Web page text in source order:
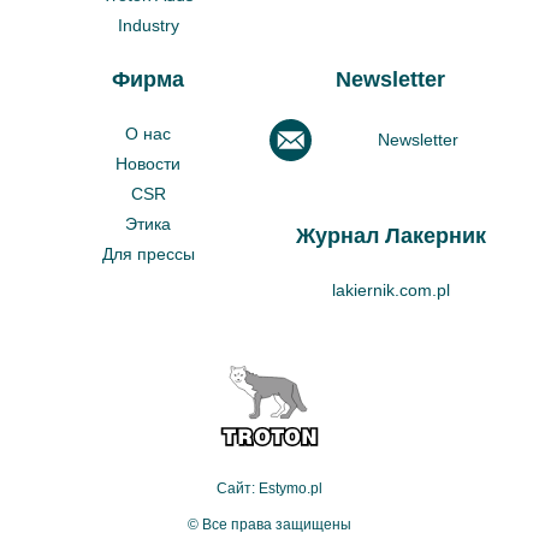
Industry
Фирма
О нас
Новости
CSR
Этика
Для прессы
Newsletter
Newsletter
Журнал Лакерник
lakiernik.com.pl
Сайт: Estymo.pl
© Все права защищены